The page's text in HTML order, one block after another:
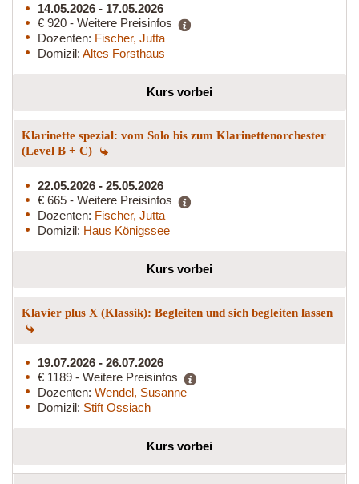
14.05.2026 - 17.05.2026
€ 920 - Weitere Preisinfos
Dozenten: Fischer, Jutta
Domizil: Altes Forsthaus
Kurs vorbei
Klarinette spezial: vom Solo bis zum Klarinettenorchester
(Level B + C)
22.05.2026 - 25.05.2026
€ 665 - Weitere Preisinfos
Dozenten: Fischer, Jutta
Domizil: Haus Königssee
Kurs vorbei
Klavier plus X (Klassik): Begleiten und sich begleiten lassen
19.07.2026 - 26.07.2026
€ 1189 - Weitere Preisinfos
Dozenten: Wendel, Susanne
Domizil: Stift Ossiach
Kurs vorbei